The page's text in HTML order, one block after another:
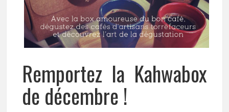
Remportez la Kahwabox
de décembre !